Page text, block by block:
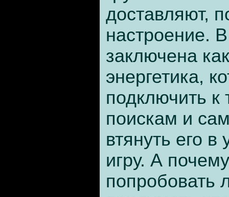
доставляют,
настроение.
заключена
энергетика,
подключить к
поискам и
втянуть его в
игру. А
попробовать